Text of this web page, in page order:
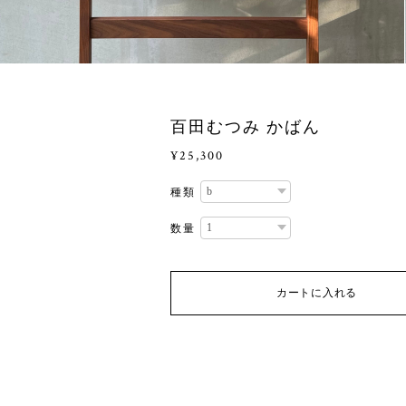
百田むつみ かばん
¥25,300
種類
数量
カートに入れる